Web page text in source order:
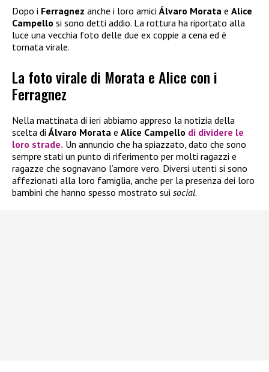
Dopo i Ferragnez anche i loro amici Álvaro Morata e Alice
Campello si sono detti addio. La rottura ha riportato alla
luce una vecchia foto delle due ex coppie a cena ed è
tornata virale.
La foto virale di Morata e Alice con i
Ferragnez
Nella mattinata di ieri abbiamo appreso la notizia della
scelta diÁlvaro Morata e Alice Campello di dividere le
loro strade. Un annuncio che ha spiazzato, dato che sono
sempre stati un punto di riferimento per molti ragazzi e
ragazze che sognavano l’amore vero. Diversi utenti si sono
affezionati alla loro famiglia, anche per la presenza dei loro
bambini che hanno spesso mostrato sui social.